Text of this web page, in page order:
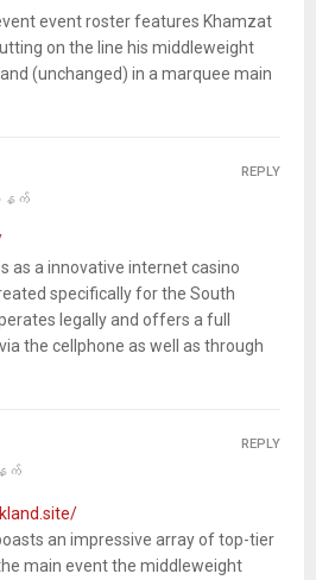
event roster features Khamzat
on the line his middleweight
(unchanged) in a marquee main
မနက်
as a innovative internet casino
specifically for the South
legally and offers a full
the cellphone as well as through
REPLY
နက်
an impressive array of top-tier
main event the middleweight
REPLY